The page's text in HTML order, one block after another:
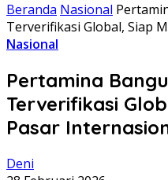
Beranda Nasional
Terverifikasi Global, Siap
Nasional
Pertamina
Terverifikasi
Pasar
Deni